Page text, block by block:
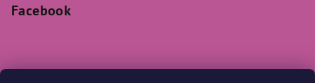
Facebook